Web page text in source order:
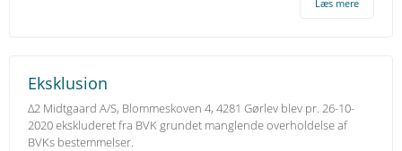
Læs mere
Eksklusion
∆2 Midtgaard A/S, Blommeskoven 4, 4281 Gørlev blev pr. 26-10-
2020 ekskluderet fra BVK grundet manglende overholdelse af
BVKs bestemmelser.